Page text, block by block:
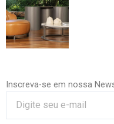
Inscreva-se em nossa